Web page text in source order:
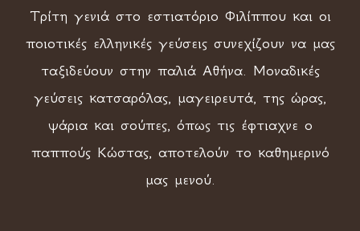
Τρίτη γενιά στο εστιατόριο Φιλίππου και οι
ποιοτικές ελληνικές γεύσεις συνεχίζουν να μας
ταξιδεύουν στην παλιά Αθήνα. Μοναδικές
γεύσεις κατσαρόλας, μαγειρευτά, της ώρας,
ψάρια και σούπες, όπως τις έφτιαχνε ο
παππούς Κώστας, αποτελούν το καθημερινό
μας μενού.